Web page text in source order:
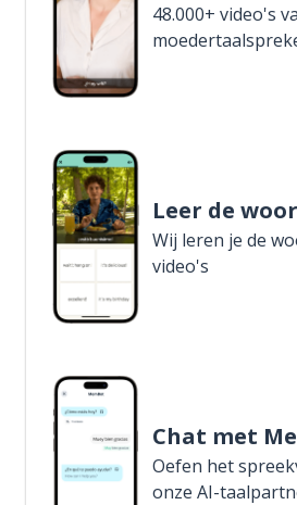
48.000+ video's
Leer de
Wij leren je de
video's
Chat met
Oefen het
onze AI-